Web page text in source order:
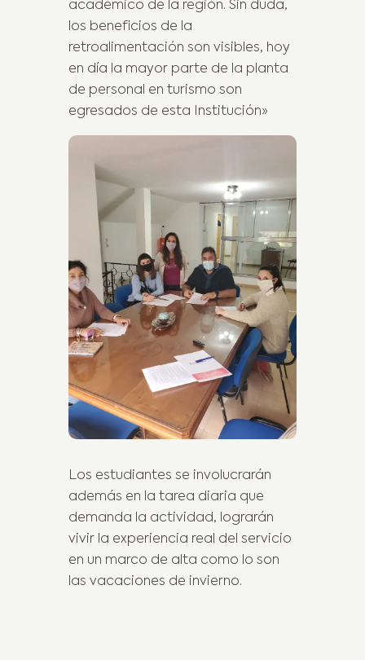
académico de la región. Sin duda,
los beneficios de la
retroalimentación son visibles, hoy
en día la mayor parte de la planta
de personal en turismo son
egresados de esta Institución»
Los estudiantes se involucrarán
además en la tarea diaria que
demanda la actividad, lograrán
vivir la experiencia real del servicio
en un marco de alta como lo son
las vacaciones de invierno.